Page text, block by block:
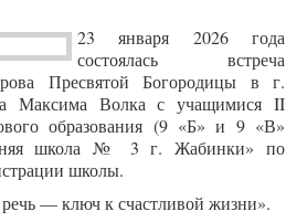
23 января 2026 года
состоялась встреча
Пресвятой Богородицы в г.
Максима Волка с учащимися II
образования (9 «Б» и 9 «В»
школа № 3 г. Жабинки» по
школы.
— ключ к счастливой жизни».